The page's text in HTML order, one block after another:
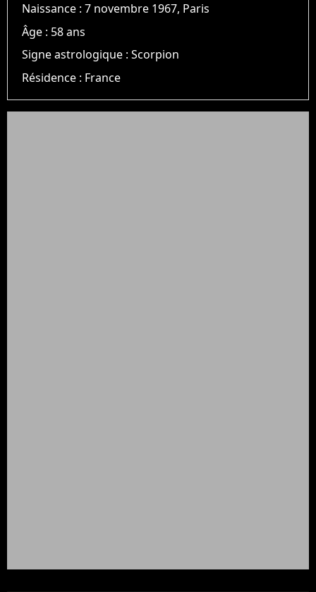
Naissance :7 novembre 1967, Paris
Âge : 58 ans
Signe astrologique :Scorpion
Résidence : France